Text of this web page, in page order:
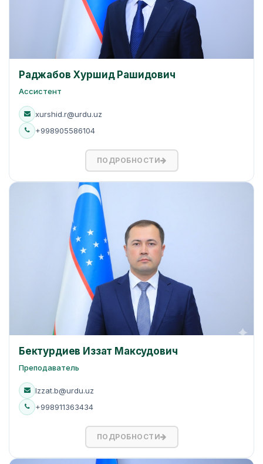
Раджабов Хуршид Рашидович
Ассистент
xurshid.r@urdu.uz
+998905586104
ПОДРОБНОСТИ
Бектурдиев Иззат Максудович
Преподаватель
Izzat.b@urdu.uz
+998911363434
ПОДРОБНОСТИ